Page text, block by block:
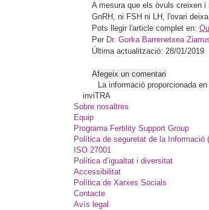
A mesura que els òvuls creixen
GnRH, ni FSH ni LH, l'ovari
Pots llegir l'article complet en:
Per Dr. Gorka Barrenetxea
Última actualització: 28/01/2019
Afegeix un comentari
La informació proporcionada
inviTRA
Sobre nosaltres
Equip
Programa Fertility Support Group
Política de seguretat de la Informació
ISO 27001
Política d’igualtat i diversitat
Accessibilitat
Política de Xarxes Socials
Contacte
Avís legal